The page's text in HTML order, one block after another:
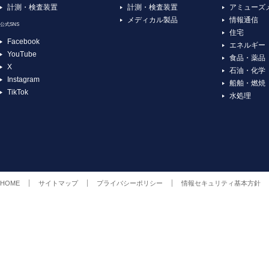
計測・検査装置
公式SNS
Facebook
YouTube
X
Instagram
TikTok
計測・検査装置
メディカル製品
アミューズ
情報通信
住宅
エネルギー
食品・薬品
石油・化学
船舶・燃焼
水処理
HOME サイトマップ プライバシーポリシー 情報セキュリティ基本方針